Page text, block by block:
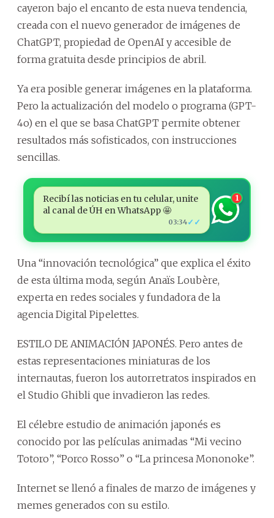
cayeron bajo el encanto de esta nueva tendencia,
creada con el nuevo generador de imágenes de
ChatGPT, propiedad de OpenAI y accesible de
forma gratuita desde principios de abril.
Ya era posible generar imágenes en la plataforma.
Pero la actualización del modelo o programa (GPT-
4o) en el que se basa ChatGPT permite obtener
resultados más sofisticados, con instrucciones
sencillas.
Recibí las noticias en tu celular, unite
al canal de ÚH en WhatsApp 🤩
03:34✓✓
1
Una “innovación tecnológica” que explica el éxito
de esta última moda, según Anaïs Loubère,
experta en redes sociales y fundadora de la
agencia Digital Pipelettes.
ESTILO DE ANIMACIÓN JAPONÉS. Pero antes de
estas representaciones miniaturas de los
internautas, fueron los autorretratos inspirados en
el Studio Ghibli que invadieron las redes.
El célebre estudio de animación japonés es
conocido por las películas animadas “Mi vecino
Totoro”, “Porco Rosso” o “La princesa Mononoke”.
Internet se llenó a finales de marzo de imágenes y
memes generados con su estilo.